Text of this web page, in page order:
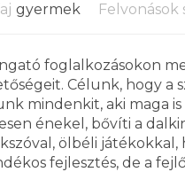
gyermek Felvonások
foglalkozásokon
Célunk, hogy a
mindenkit, aki maga
énekel, bővíti a
ölbéli
fejlesztés, de a